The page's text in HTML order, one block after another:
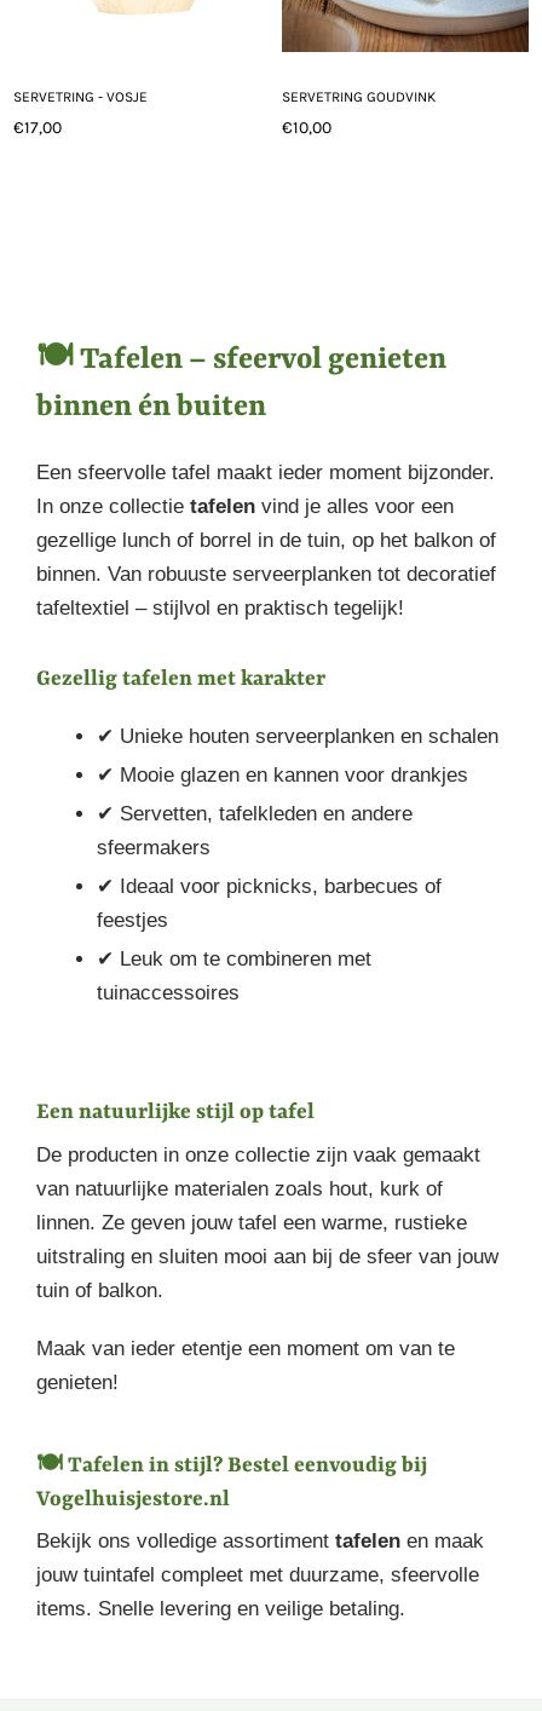
SERVETRING - VOSJE
Normale
€17,00
SERVETRING GOUDVINK
Normale
€10,00
🍽️ Tafelen – sfeervol genieten
binnen én buiten
Een sfeervolle tafel maakt ieder moment bijzonder.
In onze collectie tafelen vind je alles voor een
gezellige lunch of borrel in de tuin, op het balkon of
binnen. Van robuuste serveerplanken tot decoratief
tafeltextiel – stijlvol en praktisch tegelijk!
Gezellig tafelen met karakter
✔ Unieke houten serveerplanken en schalen
✔ Mooie glazen en kannen voor drankjes
✔ Servetten, tafelkleden en andere
sfeermakers
✔ Ideaal voor picknicks, barbecues of
feestjes
✔ Leuk om te combineren met
tuinaccessoires
Een natuurlijke stijl op tafel
De producten in onze collectie zijn vaak gemaakt
van natuurlijke materialen zoals hout, kurk of
linnen. Ze geven jouw tafel een warme, rustieke
uitstraling en sluiten mooi aan bij de sfeer van jouw
tuin of balkon.
Maak van ieder etentje een moment om van te
genieten!
🍽️ Tafelen in stijl? Bestel eenvoudig bij
Vogelhuisjestore.nl
Bekijk ons volledige assortiment tafelen en maak
jouw tuintafel compleet met duurzame, sfeervolle
items. Snelle levering en veilige betaling.